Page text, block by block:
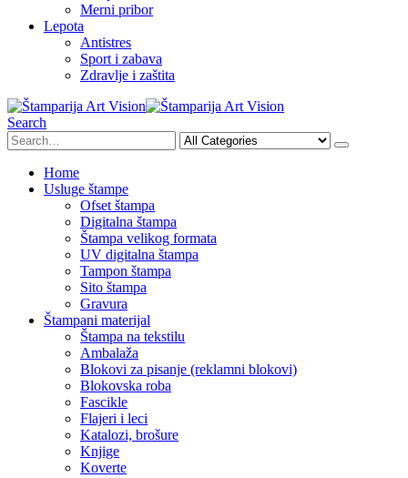
Merni pribor
Lepota
Antistres
Sport i zabava
Zdravlje i zaštita
Search
Home
Usluge štampe
Ofset štampa
Digitalna štampa
Štampa velikog formata
UV digitalna štampa
Tampon štampa
Sito štampa
Gravura
Štampani materijal
Štampa na tekstilu
Ambalaža
Blokovi za pisanje (reklamni blokovi)
Blokovska roba
Fascikle
Flajeri i leci
Katalozi, brošure
Knjige
Koverte